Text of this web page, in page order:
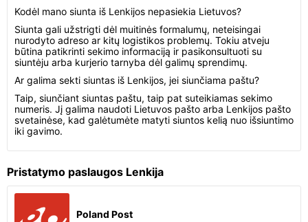
Kodėl mano siunta iš Lenkijos nepasiekia Lietuvos?
Siunta gali užstrigti dėl muitinės formalumų, neteisingai
nurodyto adreso ar kitų logistikos problemų. Tokiu atveju
būtina patikrinti sekimo informaciją ir pasikonsultuoti su
siuntėju arba kurjerio tarnyba dėl galimų sprendimų.
Ar galima sekti siuntas iš Lenkijos, jei siunčiama paštu?
Taip, siunčiant siuntas paštu, taip pat suteikiamas sekimo
numeris. Jį galima naudoti Lietuvos pašto arba Lenkijos pašto
svetainėse, kad galėtumėte matyti siuntos kelią nuo išsiuntimo
iki gavimo.
Pristatymo paslaugos Lenkija
Poland Post